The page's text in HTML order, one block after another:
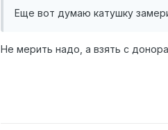
Еще вот думаю катушку
Не мерить надо, а взять с